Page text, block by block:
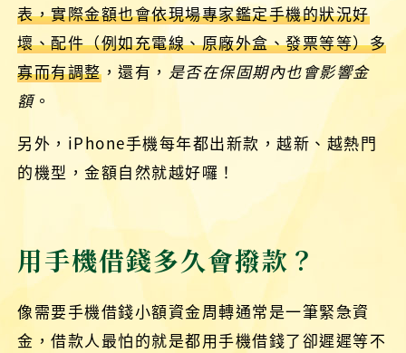
表，實際金額也會依現場專家鑑定手機的狀況好
壞、配件（例如充電線、原廠外盒、發票等等）多
寡而有調整，還有， 是否在保固期內也會影響金
額。
另外，iPhone手機每年都出新款，越新、越熱門
的機型，金額自然就越好囉！
用手機借錢多久會撥款？
像需要手機借錢小額資金周轉通常是一筆緊急資
金，借款人最怕的就是都用手機借錢了卻遲遲等不